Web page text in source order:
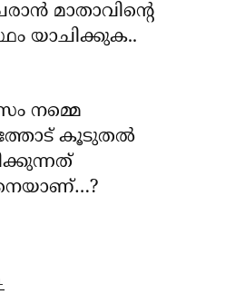
മാതാവിന്റെ
യാചിക്കുക..
നമ്മെ
കൂടുതല്‍